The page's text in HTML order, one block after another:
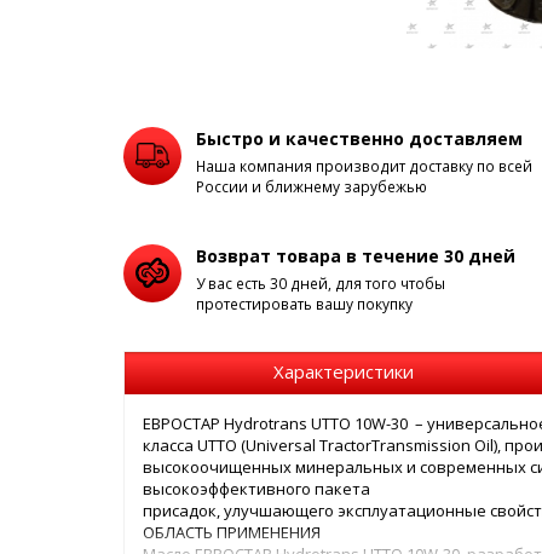
Быстро и качественно доставляем
Наша компания производит доставку по всей
России и ближнему зарубежью
Возврат товара в течение 30 дней
У вас есть 30 дней, для того чтобы
протестировать вашу покупку
Характеристики
ЕВРОСТАР Hydrotrans UTTO 10W-30 –
класса UTTO (Universal TractorTransmission Oil),
высокоочищенных минеральных и современных
высокоэффективного пакета
присадок, улучшающего эксплуатационные
ОБЛАСТЬ ПРИМЕНЕНИЯ